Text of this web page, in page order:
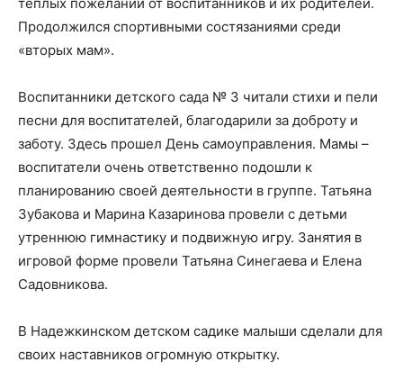
Продолжился спортивными состязаниями среди
«вторых мам».
Воспитанники детского сада № 3 читали стихи и пели
песни для воспитателей, благодарили за доброту и
заботу. Здесь прошел День самоуправления. Мамы –
воспитатели очень ответственно подошли к
планированию своей деятельности в группе. Татьяна
Зубакова и Марина Казаринова провели с детьми
утреннюю гимнастику и подвижную игру. Занятия в
игровой форме провели Татьяна Синегаева и Елена
Садовникова.
В Надежкинском детском садике малыши сделали для
своих наставников огромную открытку.